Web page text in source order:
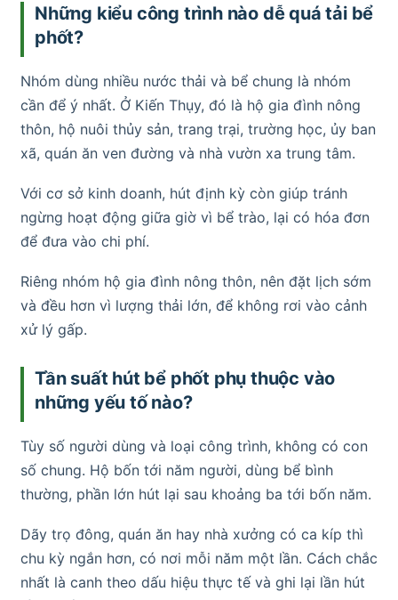
Những kiểu công trình nào dễ quá tải bể
phốt?
Nhóm dùng nhiều nước thải và bể chung là nhóm
cần để ý nhất. Ở Kiến Thụy, đó là hộ gia đình nông
thôn, hộ nuôi thủy sản, trang trại, trường học, ủy ban
xã, quán ăn ven đường và nhà vườn xa trung tâm.
Với cơ sở kinh doanh, hút định kỳ còn giúp tránh
ngừng hoạt động giữa giờ vì bể trào, lại có hóa đơn
để đưa vào chi phí.
Riêng nhóm hộ gia đình nông thôn, nên đặt lịch sớm
và đều hơn vì lượng thải lớn, để không rơi vào cảnh
xử lý gấp.
Tần suất hút bể phốt phụ thuộc vào
những yếu tố nào?
Tùy số người dùng và loại công trình, không có con
số chung. Hộ bốn tới năm người, dùng bể bình
thường, phần lớn hút lại sau khoảng ba tới bốn năm.
Dãy trọ đông, quán ăn hay nhà xưởng có ca kíp thì
chu kỳ ngắn hơn, có nơi mỗi năm một lần. Cách chắc
nhất là canh theo dấu hiệu thực tế và ghi lại lần hút